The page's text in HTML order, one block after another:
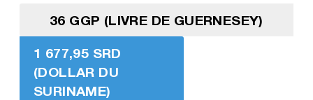
36 GGP (LIVRE DE GUERNESEY)
1 677,95 SRD
(DOLLAR DU
SURINAME)